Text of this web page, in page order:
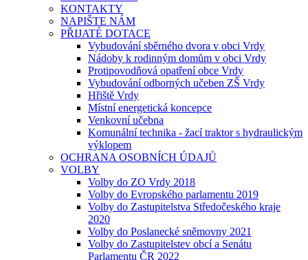
KONTAKTY
NAPIŠTE NÁM
PŘIJATÉ DOTACE
Vybudování sběrného dvora v obci Vrdy
Nádoby k rodinným domům v obci Vrdy
Protipovodňová opatření obce Vrdy
Vybudování odborných učeben ZŠ Vrdy
Hřiště Vrdy
Místní energetická koncepce
Venkovní učebna
Komunální technika - žací traktor s hydraulickým
výklopem
OCHRANA OSOBNÍCH ÚDAJŮ
VOLBY
Volby do ZO Vrdy 2018
Volby do Evropského parlamentu 2019
Volby do Zastupitelstva Středočeského kraje
2020
Volby do Poslanecké sněmovny 2021
Volby do Zastupitelstev obcí a Senátu
Parlamentu ČR 2022